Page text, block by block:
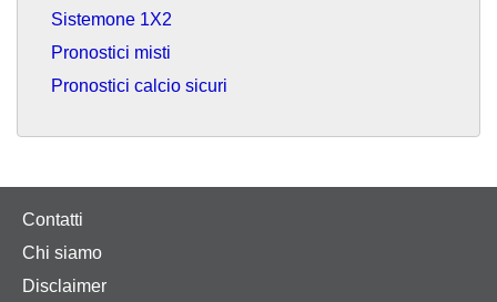
Sistemone 1X2
Pronostici misti
Pronostici calcio sicuri
Contatti
Chi siamo
Disclaimer